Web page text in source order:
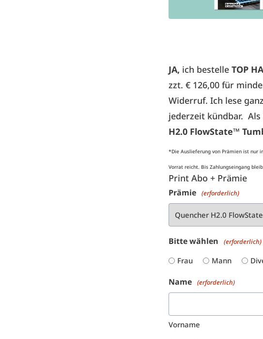
JA, ich bestelle TOP
zzt. € 126,00 für
Widerruf. Ich lese
jederzeit kündbar.
H2.0 FlowState™
*Die Auslieferung von Prämien ist nur
Vorrat reicht. Bis Zahlungseingang
Print Abo + Prämie
Prämie (erforderlich)
Bitte wählen (erforderlich)
Frau Mann
Name (erforderlich)
Vorname